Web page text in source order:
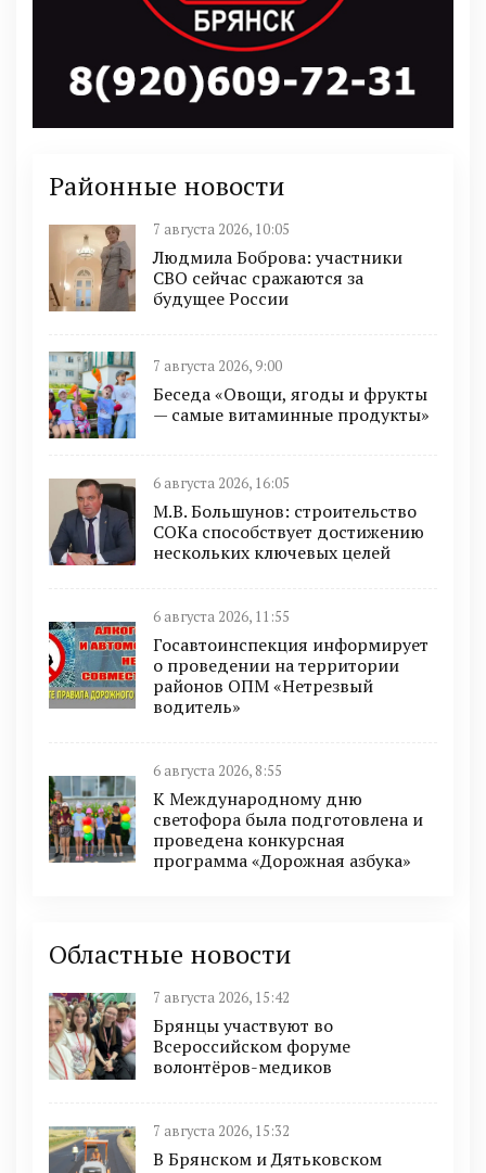
Районные новости
7 августа 2026, 10:05
Людмила Боброва: участники
СВО сейчас сражаются за
будущее России
7 августа 2026, 9:00
Беседа «Овощи, ягоды и фрукты
— самые витаминные продукты»
6 августа 2026, 16:05
М.В. Большунов: строительство
СОКа способствует достижению
нескольких ключевых целей
6 августа 2026, 11:55
Госавтоинспекция информирует
о проведении на территории
районов ОПМ «Нетрезвый
водитель»
6 августа 2026, 8:55
К Международному дню
светофора была подготовлена и
проведена конкурсная
программа «Дорожная азбука»
Областные новости
7 августа 2026, 15:42
Брянцы участвуют во
Всероссийском форуме
волонтёров-медиков
7 августа 2026, 15:32
В Брянском и Дятьковском